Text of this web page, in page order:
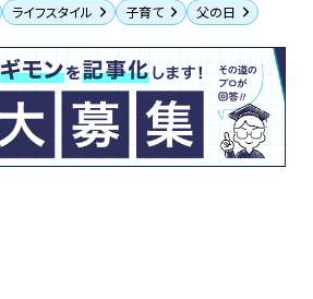
ライフスタイル 子育て 父の日